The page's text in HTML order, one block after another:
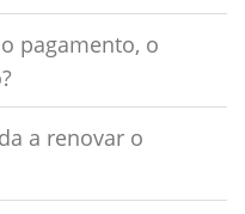
pagamento, o
a renovar o